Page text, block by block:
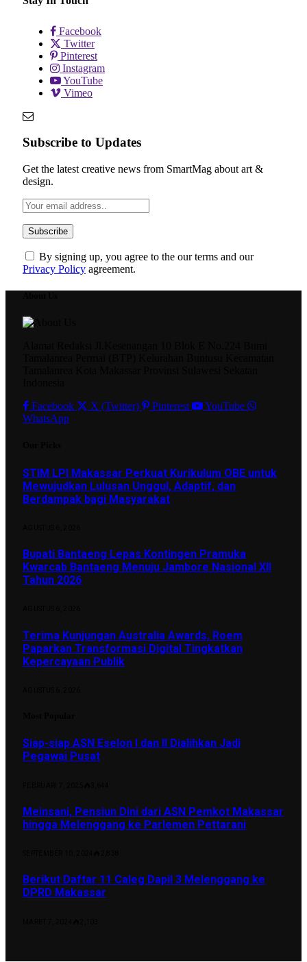
Facebook
Twitter
Pinterest
Instagram
YouTube
Vimeo
Subscribe to Updates
Get the latest creative news from SmartMag about art &
design.
By signing up, you agree to the our terms and our
Privacy Policy agreement.
Facebook
X (Twitter) Pinterest
YouTube
WhatsApp
STIM LPI Makassar Perkuat Kurikulum OBE untuk
Mewujudkan Lulusan Unggul, Adaptif, dan
Berdampak bagi Masyarakat
Bupati Bantaeng Lepas Kontingen Pramuka
Kwarcab Bantaeng Menuju Jambore Nasional XII
Tahun 2026
Terima Kunjungan Australia Awards, Roem
Paparkan Transformasi Digital Tingkatkan
Kepercayaan Publik
Siap-siap ASN Eselon I dan II Dialihkan Jadi
Pegawai Pusat
Meinsani, Pensiun Dini dari ASN Pemkot Makassar
hingga Melenggang ke Parlemen Pettarani
Berikut Daftar 11 Caleg Dapil 3 Melenggang ke
DPRD Makassar